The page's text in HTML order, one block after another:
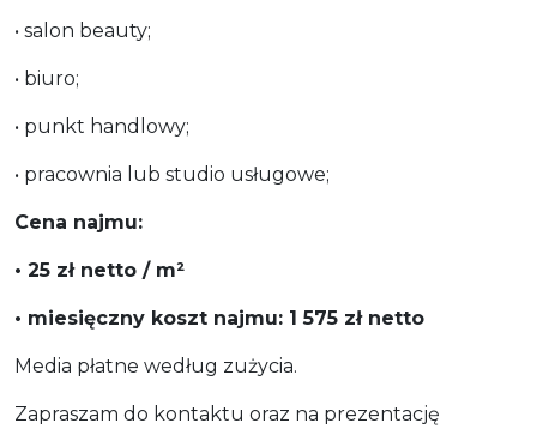
• salon beauty;
• biuro;
• punkt handlowy;
• pracownia lub studio usługowe;
Cena najmu:
• 25 zł netto / m²
• miesięczny koszt najmu: 1 575 zł netto
Media płatne według zużycia.
Zapraszam do kontaktu oraz na prezentację